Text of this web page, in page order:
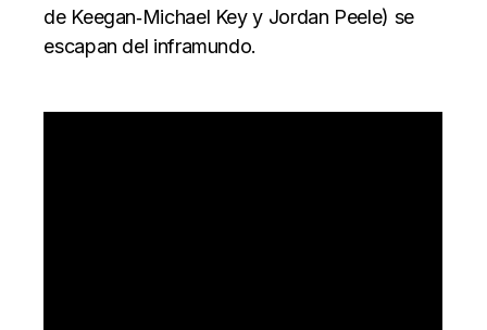
de Keegan‑Michael Key y Jordan Peele) se
escapan del inframundo.